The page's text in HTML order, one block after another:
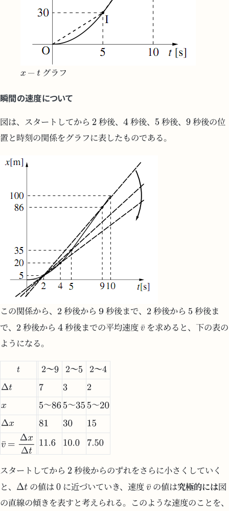
グラフ
瞬間の速度について
図は、スタートしてから 秒後、 秒後、 秒後、
秒後の位
置と時刻の関係をグラフに表したものである。
この関係から、 秒後から 秒後まで、 秒後から
秒後ま
で、
秒後から 秒後までの平均速度
を求めると、下の表の
ようになる。
～ ～ ～
～ ～ ～
スタートしてから
秒後からのずれをさらに小さくしていく
と、
の値は に近づいていき、速度 の値は究極的には図
の直線の傾きを表すと考えられる。このような速度のことを、